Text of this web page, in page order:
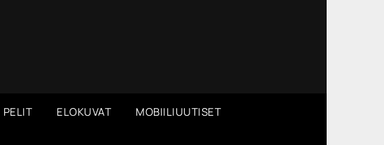
PELIT ELOKUVAT MOBIILIUUTISET